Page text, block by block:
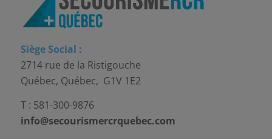
Siège Social :
2714 rue de la Ristigouche
Québec, Québec, G1V 1E2
T : 581-300-9876
info@secourismercrquebec.com